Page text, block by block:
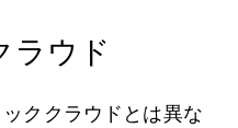
ラウド
ククラウドとは異な